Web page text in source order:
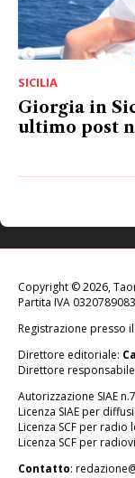
SICILIA
Giorgia in
ultimo post
Copyright © 2026,
Partita IVA
Registrazione presso
Direttore editoriale:
Direttore
Autorizzazione SIAE
Licenza SIAE per
Licenza SCF per radio
Licenza SCF per
Contatto: